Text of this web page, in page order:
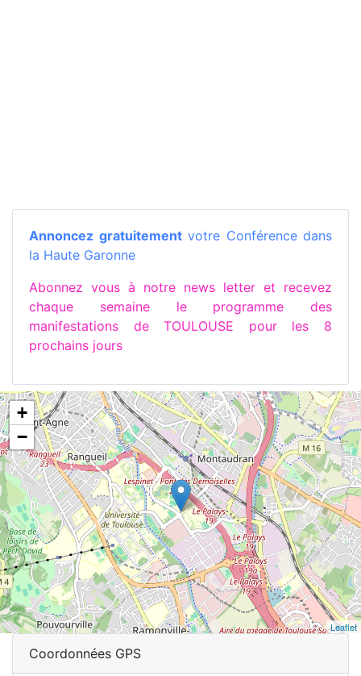
Annoncez gratuitementvotre Conférence dans
la Haute Garonne
Abonnez vous à notre news letter et recevez
chaque semaine le programme des
manifestations de TOULOUSE pour les 8
prochains jours
+
−
Leaflet
Coordonnées GPS